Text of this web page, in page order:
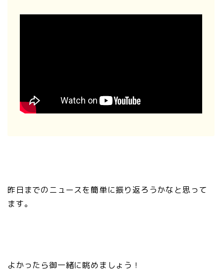
昨日までのニュースを簡単に振り返ろうかなと思って
ます。
よかったら御一緒に眺めましょう！